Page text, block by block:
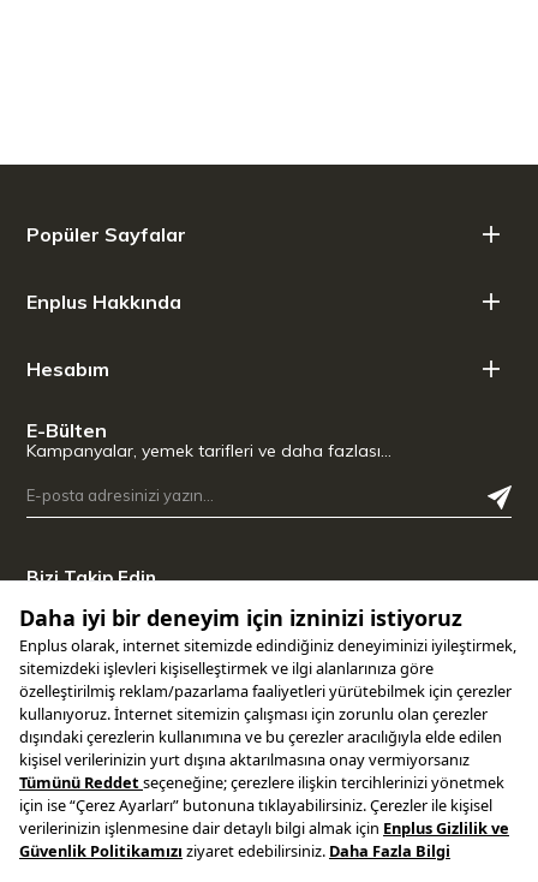
Popüler Sayfalar
Enplus Hakkında
Hesabım
E-Bülten
Kampanyalar, yemek tarifleri ve daha fazlası…
Bizi Takip Edin
Uygulamamızı İndirin
Copyright © 2025 ENPLUS | Tüm hakları saklıdır.